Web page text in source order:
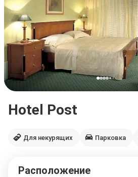
Hotel Post
Для некурящих Парковка
Расположение